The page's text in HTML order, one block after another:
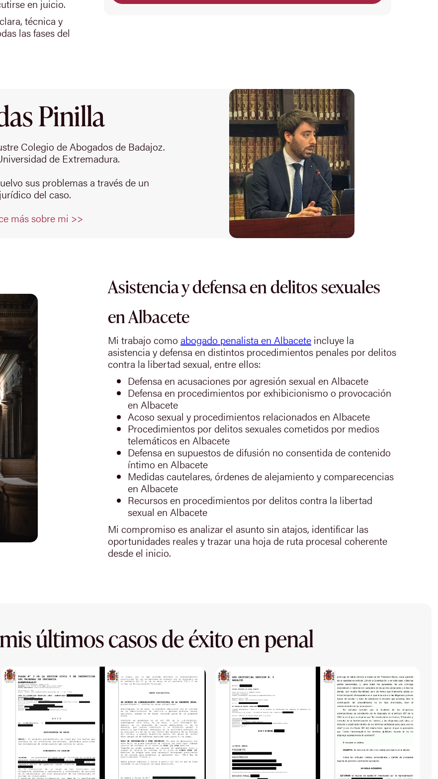
en juicio.
técnica y
las fases del
Pinilla
Colegio de Abogados de Badajoz.
de Extremadura.
sus problemas a través de un
del caso.
más sobre mi >>
Asistencia y defensa en delitos sexuales
en Albacete
Mi trabajo como abogado penalista en Albaceteincluye la
asistencia y defensa en distintos procedimientos penales por delitos
contra la libertad sexual, entre ellos:
Defensa en acusaciones por agresión sexual en Albacete
Defensa en procedimientos por exhibicionismo o provocación
en Albacete
Acoso sexual y procedimientos relacionados en Albacete
Procedimientos por delitos sexuales cometidos por medios
telemáticos en Albacete
Defensa en supuestos de difusión no consentida de contenido
íntimo en Albacete
Medidas cautelares, órdenes de alejamiento y comparecencias
en Albacete
Recursos en procedimientos por delitos contra la libertad
sexual en Albacete
Mi compromiso es analizar el asunto sin atajos, identificar las
oportunidades reales y trazar una hoja de ruta procesal coherente
desde el inicio.
últimos casos de éxito en penal